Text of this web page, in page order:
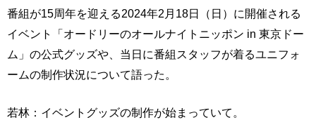
番組が15周年を迎える2024年2月18日（日）に開催される
イベント「オードリーのオールナイトニッポン in 東京ドー
ム」の公式グッズや、当日に番組スタッフが着るユニフォ
ームの制作状況について語った。
若林：イベントグッズの制作が始まっていて。